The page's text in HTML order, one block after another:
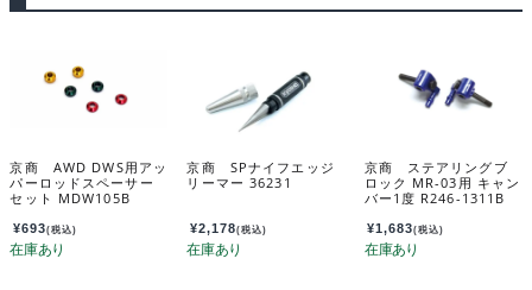
京商 AWD DWS用アッ
パーロッドスペーサー
セット MDW105B
¥693(税込)
京商 SPナイフエッジ
リーマー 36231
¥2,178(税込)
京商 ステアリングブ
ロック MR-03用 キャン
バー1度 R246-1311B
¥1,683(税込)